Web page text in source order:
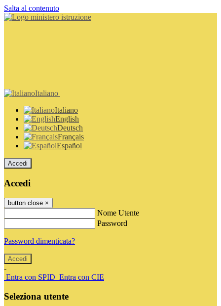
Salta al contenuto
Italiano
Italiano
English
Deutsch
Français
Español
Accedi
Accedi
button close ×
Nome Utente
Password
Password dimenticata?
-
Entra con SPID Entra con CIE
Seleziona utente